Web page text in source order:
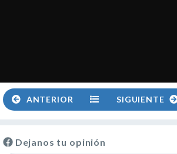
ANTERIOR SIGUIENTE
Dejanos tu opinión